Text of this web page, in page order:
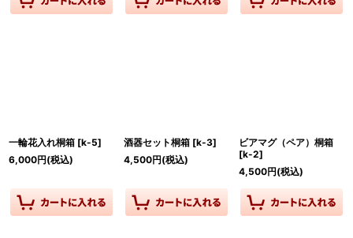
一輪花入れ桐箱 [k-5]
6,000円(税込)
酒器セット桐箱 [k-3]
4,500円(税込)
ビアマグ（ペア）桐箱
[k-2]
4,500円(税込)